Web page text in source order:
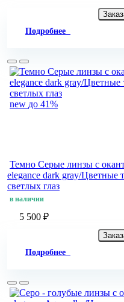
Подробнее
new до 41%
Темно Серые линзы c
elegance dark gray/Цветные
светлых глаз
в наличии
5 500 ₽
Подробнее